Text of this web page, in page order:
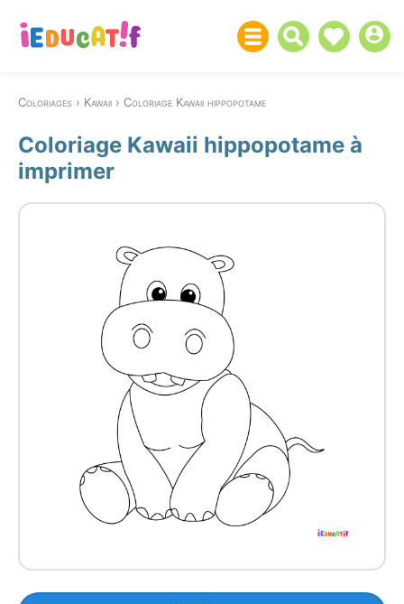
Coloriages Kawaii Coloriage Kawaii hippopotame
Coloriage Kawaii hippopotame à
imprimer